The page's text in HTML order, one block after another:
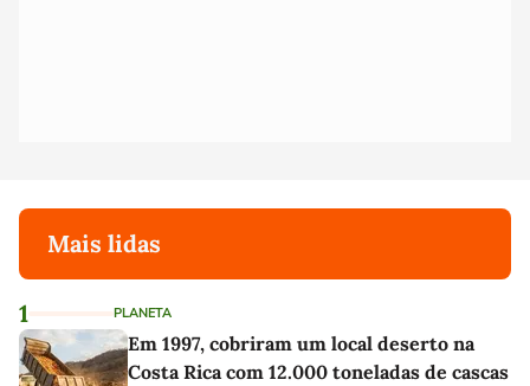
Mais lidas
1 PLANETA
Em 1997, cobriram um local deserto na
Costa Rica com 12.000 toneladas de cascas